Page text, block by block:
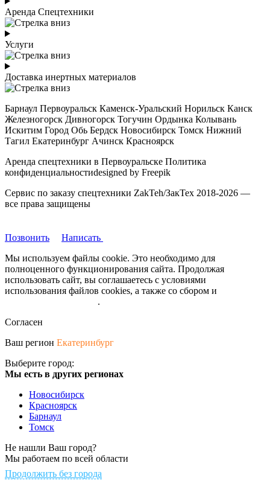
Аренда Спецтехники
Услуги
Доставка инертных материалов
Барнаул Первоуральск Каменск-Уральский Норильск Канск
Железногорск Дивногорск Тогучин Ордынка Колывань
Искитим Город Обь Бердск Новосибирск Томск Нижний
Тагил Екатеринбург Ачинск Красноярск
Аренда спецтехники в Первоуральске Политика
конфиденциальностиdesigned by Freepik
Сервис по заказу спецтехники ZakTeh/ЗакТех 2018-2026 —
все права защищены
Позвонить Написать
Мы используем файлы cookie. Это необходимо для
полноценного функционирования сайта. Продолжая
использовать сайт, вы соглашаетесь с условиями
использования файлов cookies, а также со сбором и
.
Согласен
Ваш регион Екатеринбург
Выберите город:
Мы есть в других регионах
Новосибирск
Красноярск
Барнаул
Томск
Не нашли Ваш город?
Мы работаем по всей области
Продолжить без города